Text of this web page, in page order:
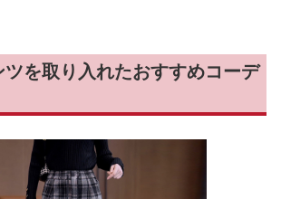
を取り入れたおすすめコーデ